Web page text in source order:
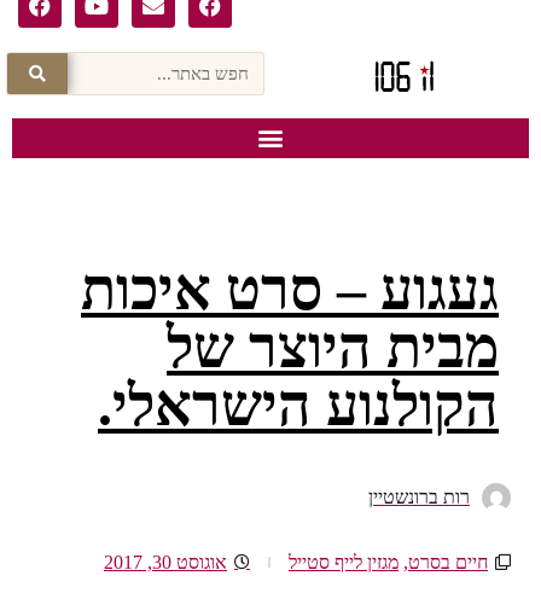
געגוע – סרט איכות
מבית היוצר של
הקולנוע הישראלי.
רות ברונשטיין
חיים בסרט, מגזין לייף סטייל אוגוסט 30, 2017